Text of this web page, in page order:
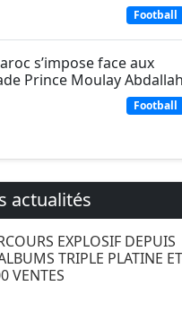
Football
s’impose face aux
Prince Moulay Abdallah
Football
actualités
EXPLOSIF DEPUIS
TRIPLE PLATINE ET
VENTES